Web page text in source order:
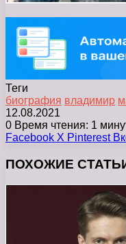
Теги
биография владимир
12.08.2021
0 Время чтения: 1
Facebook X Pinterest
ПОХОЖИЕ